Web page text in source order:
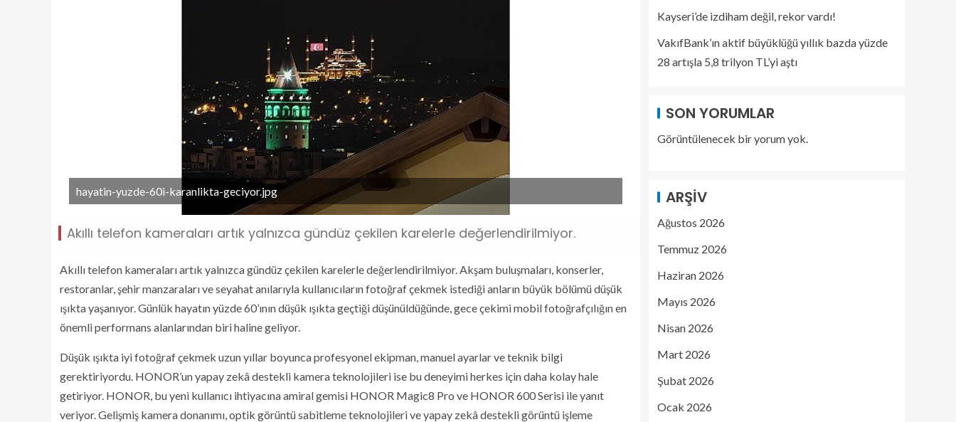
hayatin-yuzde-60i-karanlikta-geciyor.jpg
Akıllı telefon kameraları artık yalnızca gündüz çekilen karelerle değerlendirilmiyor.
Akıllı telefon kameraları artık yalnızca gündüz çekilen karelerle değerlendirilmiyor. Akşam buluşmaları, konserler,
restoranlar, şehir manzaraları ve seyahat anılarıyla kullanıcıların fotoğraf çekmek istediği anların büyük bölümü düşük
ışıkta yaşanıyor. Günlük hayatın yüzde 60’ının düşük ışıkta geçtiği düşünüldüğünde, gece çekimi mobil fotoğrafçılığın en
önemli performans alanlarından biri haline geliyor.
Düşük ışıkta iyi fotoğraf çekmek uzun yıllar boyunca profesyonel ekipman, manuel ayarlar ve teknik bilgi
gerektiriyordu. HONOR’un yapay zekâ destekli kamera teknolojileri ise bu deneyimi herkes için daha kolay hale
getiriyor. HONOR, bu yeni kullanıcı ihtiyacına amiral gemisi HONOR Magic8 Pro ve HONOR 600 Serisi ile yanıt
veriyor. Gelişmiş kamera donanımı, optik görüntü sabitleme teknolojileri ve yapay zekâ destekli görüntü işleme
Kayseri’de izdiham değil, rekor vardı!
VakıfBank’ın aktif büyüklüğü yıllık bazda yüzde
28 artışla 5,8 trilyon TL’yi aştı
SON YORUMLAR
Görüntülenecek bir yorum yok.
ARŞIV
Ağustos 2026
Temmuz 2026
Haziran 2026
Mayıs 2026
Nisan 2026
Mart 2026
Şubat 2026
Ocak 2026